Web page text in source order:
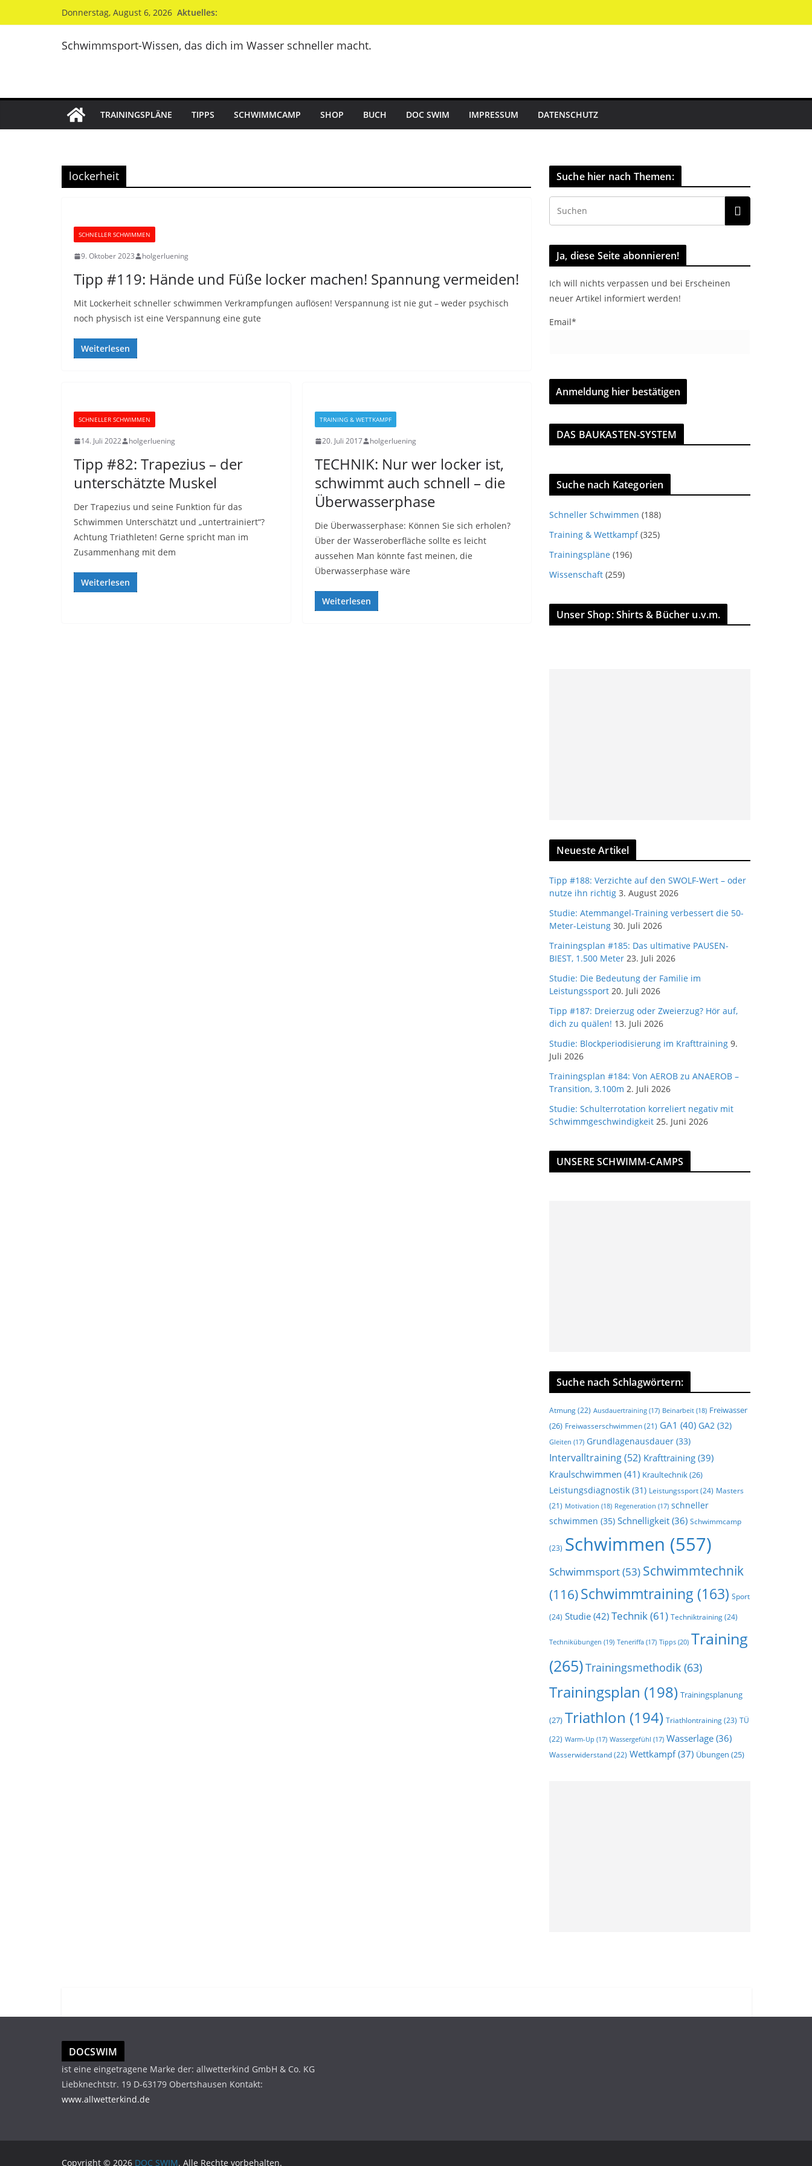
Inhalt
Donnerstag, August 6, 2026 Aktuelles:
Schwimmsport-Wissen, das dich im Wasser schneller macht.
TRAININGSPLÄNE TIPPS SCHWIMMCAMP SHOP BUCH DOC SWIM IMPRESSUM DATENSCHUTZ
lockerheit
SCHNELLER SCHWIMMEN
9. Oktober 2023 holgerluening
Tipp #119: Hände und Füße locker machen! Spannung vermeiden!
Mit Lockerheit schneller schwimmen Verkrampfungen auflösen! Verspannung ist nie gut – weder psychisch
noch physisch ist eine Verspannung eine gute
Weiterlesen
SCHNELLER SCHWIMMEN
14. Juli 2022 holgerluening
Tipp #82: Trapezius – der
unterschätzte Muskel
Der Trapezius und seine Funktion für das
Schwimmen Unterschätzt und „untertrainiert“?
Achtung Triathleten! Gerne spricht man im
Zusammenhang mit dem
Weiterlesen
TRAINING & WETTKAMPF
20. Juli 2017 holgerluening
TECHNIK: Nur wer locker ist,
schwimmt auch schnell – die
Überwasserphase
Die Überwasserphase: Können Sie sich erholen?
Über der Wasseroberfläche sollte es leicht
aussehen Man könnte fast meinen, die
Überwasserphase wäre
Weiterlesen
Suche hier nach Themen:
Ja, diese Seite abonnieren!
Ich will nichts verpassen und bei Erscheinen
neuer Artikel informiert werden!
Email*
DAS BAUKASTEN-SYSTEM
Suche nach Kategorien
Schneller Schwimmen (188)
Training & Wettkampf(325)
Trainingspläne (196)
Wissenschaft (259)
Unser Shop: Shirts & Bücher u.v.m.
Neueste Artikel
Tipp #188: Verzichte auf den SWOLF-Wert – oder
nutze ihn richtig 3. August 2026
Studie: Atemmangel-Training verbessert die 50-
Meter-Leistung 30. Juli 2026
Trainingsplan #185: Das ultimative PAUSEN-
BIEST, 1.500 Meter 23. Juli 2026
Studie: Die Bedeutung der Familie im
Leistungssport 20. Juli 2026
Tipp #187: Dreierzug oder Zweierzug? Hör auf,
dich zu quälen! 13. Juli 2026
Studie: Blockperiodisierung im Krafttraining 9.
Juli 2026
Trainingsplan #184: Von AEROB zu ANAEROB –
Transition, 3.100m 2. Juli 2026
Studie: Schulterrotation korreliert negativ mit
Schwimmgeschwindigkeit 25. Juni 2026
UNSERE SCHWIMM-CAMPS
Suche nach Schlagwörtern:
Atmung(22) Ausdauertraining (17) Beinarbeit (18) Freiwasser
(26) Freiwasserschwimmen (21) GA1 (40) GA2 (32)
Gleiten (17) Grundlagenausdauer (33)
Intervalltraining(52) Krafttraining (39)
Kraulschwimmen (41) Kraultechnik(26)
Leistungsdiagnostik (31) Leistungssport(24) Masters
(21) Motivation (18) Regeneration (17) schneller
schwimmen (35) Schnelligkeit (36) Schwimmcamp
(23) Schwimmen (557)
Schwimmsport(53) Schwimmtechnik
(116)Schwimmtraining (163) Sport
(24) Studie (42) Technik(61) Techniktraining(24)
Technikübungen (19) Teneriffa (17) Tipps (20) Training
(265)Trainingsmethodik (63)
Trainingsplan (198) Trainingsplanung
(27) Triathlon (194) Triathlontraining(23) TÜ
(22) Warm-Up (17) Wassergefühl (17) Wasserlage (36)
Wasserwiderstand(22) Wettkampf(37) Übungen (25)
DOCSWIM
ist eine eingetragene Marke der: allwetterkind GmbH & Co. KG
Liebknechtstr. 19 D-63179 Obertshausen Kontakt:
www.allwetterkind.de
Copyright © 2026 DOC SWIM. Alle Rechte vorbehalten.